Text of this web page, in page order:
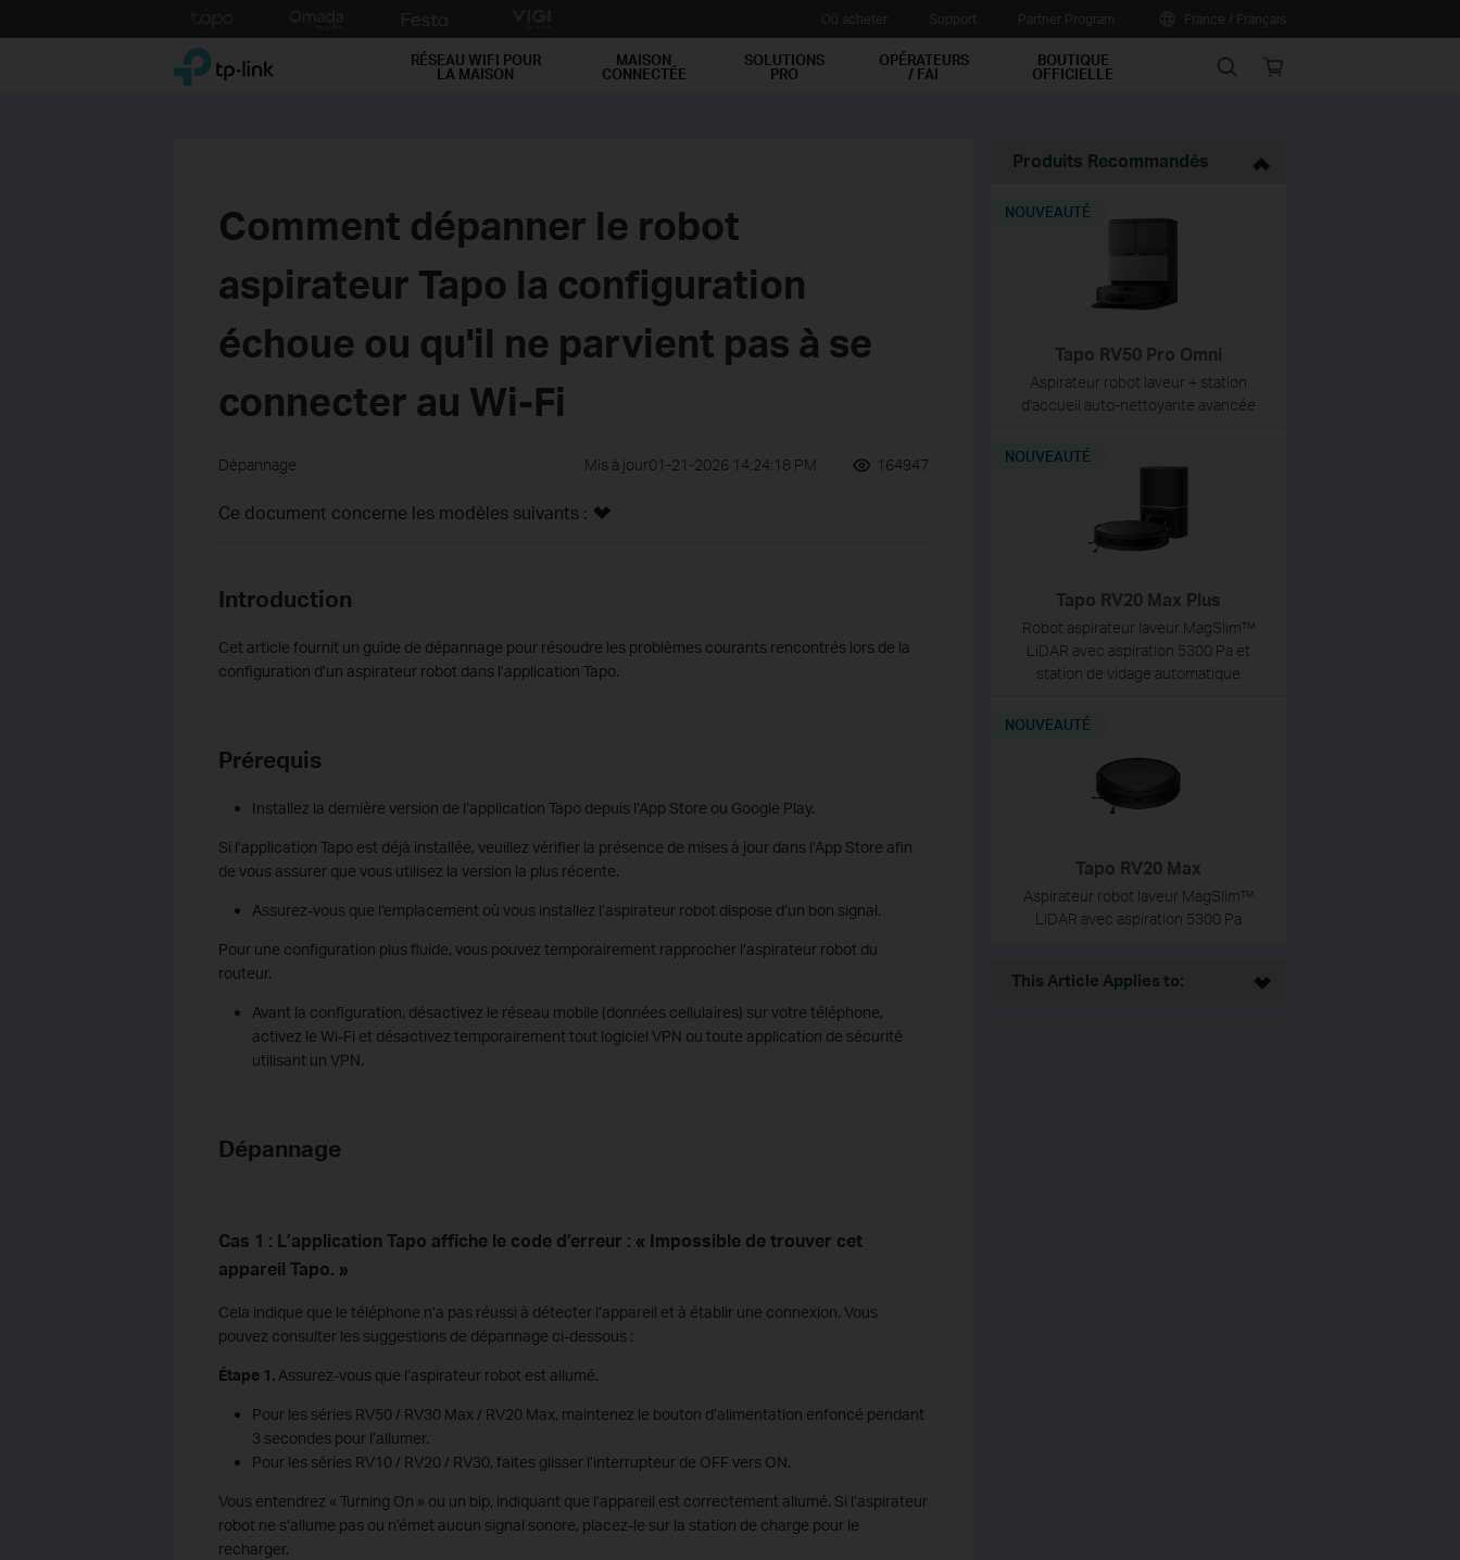
to
TP-Link, Reliably Smart RÉSEAU WIFI POUR
LA MAISON
MAISON
CONNECTÉE
SOLUTIONS
PRO
OPÉRATEURS
/ FAI
BOUTIQUE
OFFICIELLE Search Online
Comment dépanner le robot
aspirateur Tapo la configuration
échoue ou qu'il ne parvient pas à se
connecter au Wi-Fi
Dépannage Mis à jour01-21-2026 14:24:18 PM 164947
Ce document concerne les modèles suivants :
Introduction
Cet article fournit un guide de dépannage pour résoudre les problèmes courants rencontrés lors de la
configuration d’un aspirateur robot dans l’application Tapo.
Prérequis
Installez la dernière version de l’application Tapo depuis l’App Store ou Google Play.
Si l’application Tapo est déjà installée, veuillez vérifier la présence de mises à jour dans l’App Store afin
de vous assurer que vous utilisez la version la plus récente.
Assurez-vous que l’emplacement où vous installez l’aspirateur robot dispose d’un bon signal.
Pour une configuration plus fluide, vous pouvez temporairement rapprocher l’aspirateur robot du
routeur.
Avant la configuration, désactivez le réseau mobile (données cellulaires) sur votre téléphone,
activez le Wi-Fi et désactivez temporairement tout logiciel VPN ou toute application de sécurité
utilisant un VPN.
Dépannage
Cas 1 : L’application Tapo affiche le code d’erreur : « Impossible de trouver cet
appareil Tapo. »
Cela indique que le téléphone n’a pas réussi à détecter l’appareil et à établir une connexion. Vous
pouvez consulter les suggestions de dépannage ci-dessous :
Étape 1. Assurez-vous que l’aspirateur robot est allumé.
Pour les séries RV50 / RV30 Max / RV20 Max, maintenez le bouton d’alimentation enfoncé pendant
3 secondes pour l’allumer.
Pour les séries RV10 / RV20 / RV30, faites glisser l’interrupteur de OFF vers ON.
Vous entendrez « Turning On » ou un bip, indiquant que l’appareil est correctement allumé. Si l’aspirateur
robot ne s’allume pas ou n’émet aucun signal sonore, placez-le sur la station de charge pour le
recharger.
Produits Recommandés
Tapo RV50 Pro Omni
Aspirateur robot laveur + station
d'accueil auto-nettoyante avancée
NOUVEAUTÉ
Tapo RV20 Max Plus
Robot aspirateur laveur MagSlim™
LiDAR avec aspiration 5300 Pa et
station de vidage automatique
NOUVEAUTÉ
Tapo RV20 Max
Aspirateur robot laveur MagSlim™
LiDAR avec aspiration 5300 Pa
NOUVEAUTÉ
This Article Applies to: